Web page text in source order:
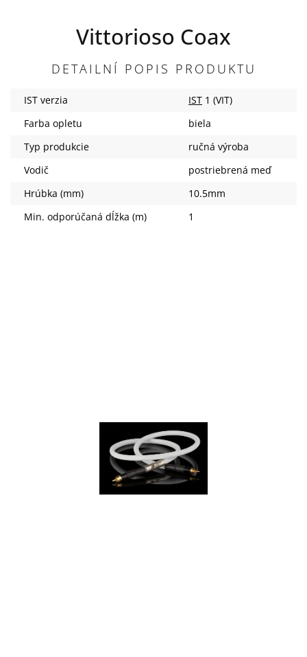
Vittorioso Coax
DETAILNÍ POPIS PRODUKTU
IST verzia IST 1 (VIT)
Farba opletu
biela
Typ produkcie
ručná výroba
Vodič
postriebrená meď
Hrúbka (mm)
10.5mm
Min. odporúčaná dĺžka (m)
1